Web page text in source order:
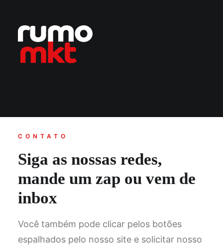
Marketing para 2026
CONTATO
Siga as nossas redes,
mande um zap ou vem de
inbox
Você também pode clicar pelos botões
espalhados pelo nosso site e solicitar nosso